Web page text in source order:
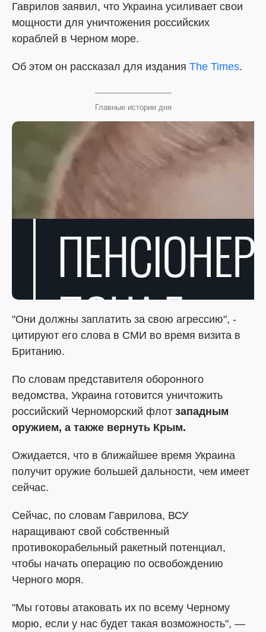
Гаврилов заявил, что Украина усиливает свои
мощности для уничтожения российских
кораблей в Черном море.
Об этом он рассказал для издания The Times.
Главные истории дня
"Они должны заплатить за свою агрессию", -
цитируют его слова в СМИ во время визита в
Британию.
По словам представителя оборонного
ведомства, Украина готовится уничтожить
российский Черноморский флот западным
оружием, а также вернуть Крым.
Ожидается, что в ближайшее время Украина
получит оружие большей дальности, чем имеет
сейчас.
Сейчас, по словам Гаврилова, ВСУ
наращивают свой собственный
противокорабельный ракетный потенциал,
чтобы начать операцию по освобождению
Черного моря.
"Мы готовы атаковать их по всему Черному
морю, если у нас будет такая возможность", —